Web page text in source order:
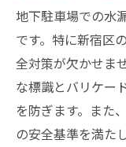
地下駐車場での水
です。特に新宿区
全対策が欠かせま
な標識とバリケー
を防ぎます。また
の安全基準を満た